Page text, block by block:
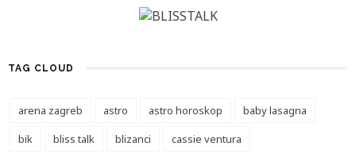
TAG CLOUD
arena zagreb astro astro horoskop
baby lasagna
bik
bliss talk blizanci
cassie ventura